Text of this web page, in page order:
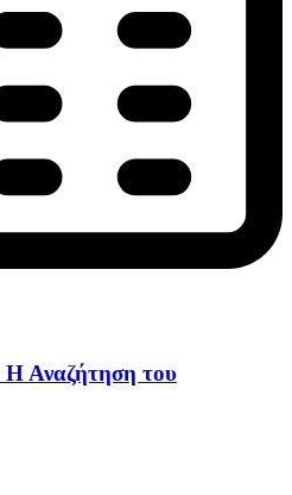
Αναζήτηση του